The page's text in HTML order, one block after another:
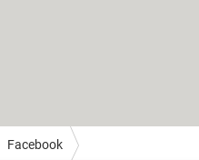
Facebook